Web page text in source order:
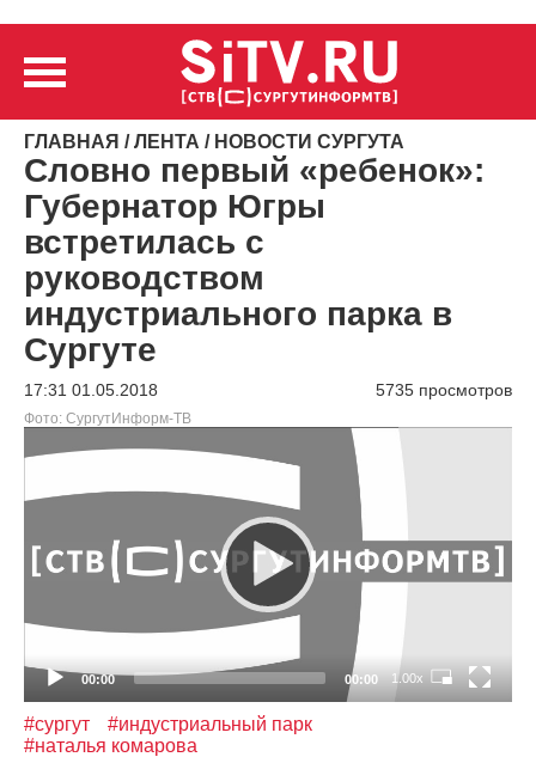
ГЛАВНАЯ /ЛЕНТА / НОВОСТИ СУРГУТА
Словно первый «ребенок»:
Губернатор Югры
встретилась с
руководством
индустриального парка в
Сургуте
17:31 01.05.2018 5735 просмотров
Фото: СургутИнформ-ТВ
00:00 00:00 1.00x
#сургут
#индустриальный парк
#наталья комарова